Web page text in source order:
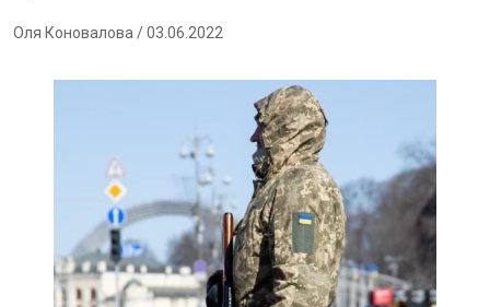
Оля Коновалова / 03.06.2022